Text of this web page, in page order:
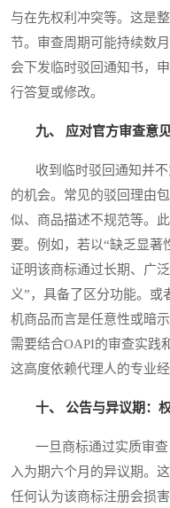
与在先权利冲突等。这是
节。审查周期可能持续数
会下发临时驳回通知书，
行答复或修改。
九、 应对官方审查意
收到临时驳回通知并不
的机会。常见的驳回理由
似、商品描述不规范等。
要。例如，若以“缺乏显著
证明该商标通过长期、广
义”，具备了区分功能。
机商品而言是任意性或暗
需要结合OAPI的审查实践
这高度依赖代理人的专业经
十、 公告与异议期：
一旦商标通过实质审查
入为期六个月的异议期。
任何认为该商标注册会损